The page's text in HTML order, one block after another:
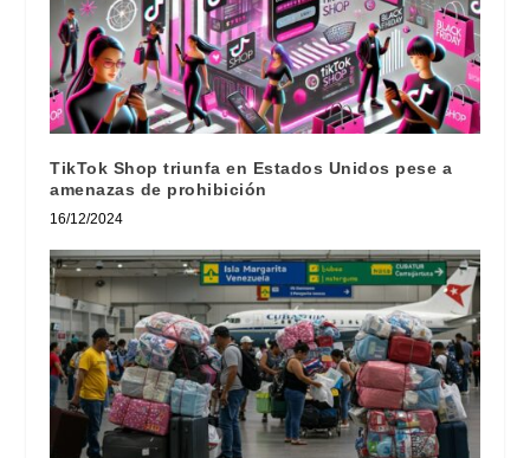
TikTok Shop triunfa en Estados Unidos pese a
amenazas de prohibición
16/12/2024